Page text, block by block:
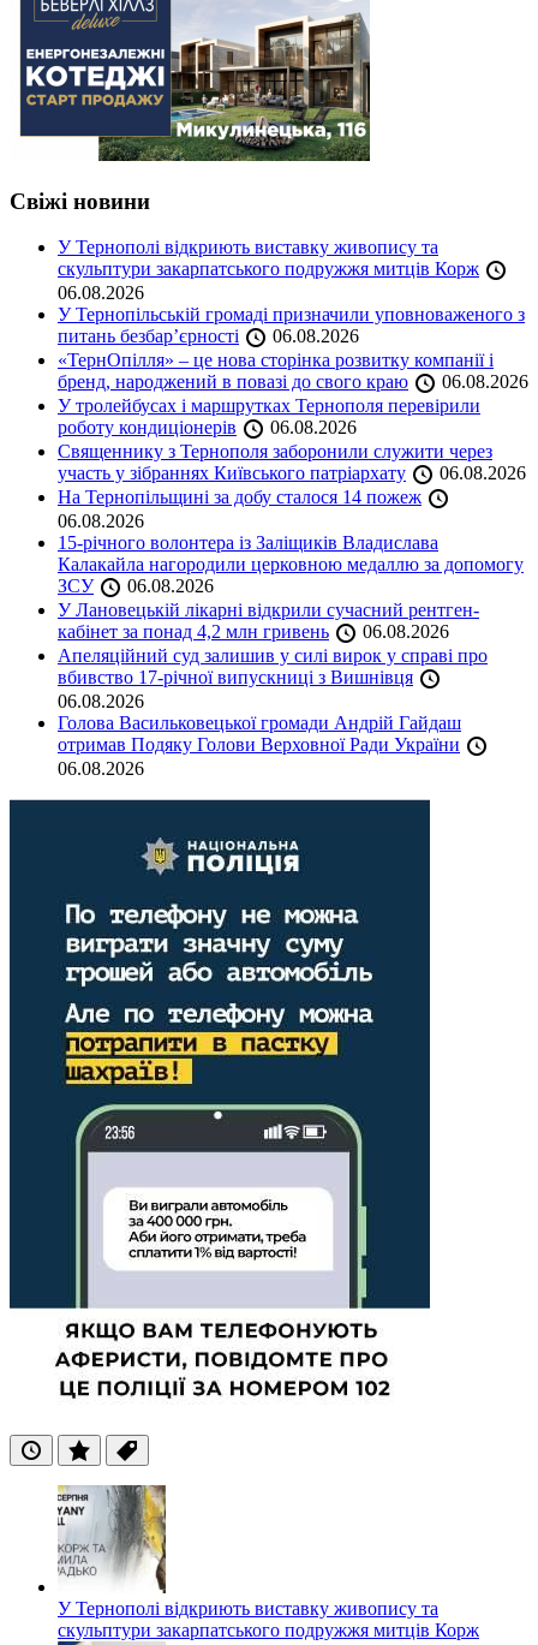
Свіжі новини
У Тернополі відкриють виставку живопису та
скульптури закарпатського подружжя митців Корж
06.08.2026
У Тернопільській громаді призначили уповноваженого з
питань безбар’єрності
06.08.2026
«ТернОпілля» – це нова сторінка розвитку компанії і
бренд, народжений в повазі до свого краю
06.08.2026
У тролейбусах і маршрутках Тернополя перевірили
роботу кондиціонерів
06.08.2026
Священнику з Тернополя заборонили служити через
участь у зібраннях Київського патріархату
06.08.2026
На Тернопільщині за добу сталося 14 пожеж
06.08.2026
15-річного волонтера із Заліщиків Владислава
Калакайла нагородили церковною медаллю за допомогу
ЗСУ
06.08.2026
У Лановецькій лікарні відкрили сучасний рентген-
кабінет за понад 4,2 млн гривень
06.08.2026
Апеляційний суд залишив у силі вирок у справі про
вбивство 17-річної випускниці з Вишнівця
06.08.2026
Голова Васильковецької громади Андрій Гайдаш
отримав Подяку Голови Верховної Ради України
06.08.2026
ОстанніПопулярні
Теги
У Тернополі відкриють виставку живопису та
скульптури закарпатського подружжя митців Корж